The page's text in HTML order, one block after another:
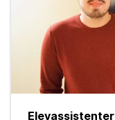
Elevassistenter